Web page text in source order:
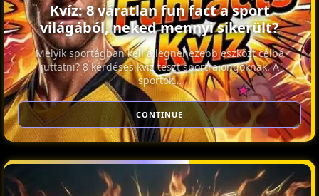
Kvíz: 8 váratlan fun fact a sport
világából, neked mennyi sikerült?
Melyik sportágban kell a legnehezebb eszközt célba
juttatni? 8 kérdéses kvíz teszt sportrajongóknak. A
sportok…
CONTINUE